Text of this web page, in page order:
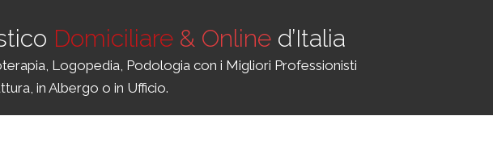
Domiciliare & Onlined’Italia
Logopedia, Podologia con i Migliori Professionisti
in Albergo o in Ufficio.